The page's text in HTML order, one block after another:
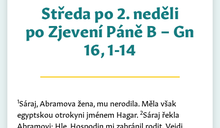
Středa po 2. neděli
po Zjevení Páně B – Gn
16, 1-14
1Sáraj, Abramova žena, mu nerodila. Měla však
egyptskou otrokyni jménem Hagar. 2Sáraj řekla
Abramovi: Hle, Hospodin mi zabránil rodit. Vejdi